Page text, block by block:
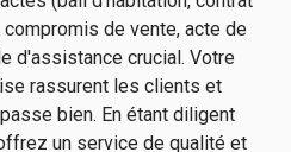
de vente, acte de
d'assistance crucial. Votre
rassurent les clients et
bien. En étant diligent
un service de qualité et